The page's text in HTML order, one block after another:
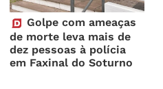
Golpe com ameaças
de morte leva mais de
dez pessoas à polícia
em Faxinal do Soturno